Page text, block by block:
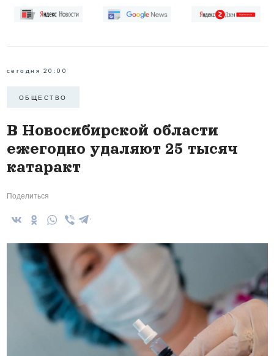
сегодня 20:00
ОБЩЕСТВО
В Новосибирской области
ежегодно удаляют 25 тысяч
катаракт
Поделиться